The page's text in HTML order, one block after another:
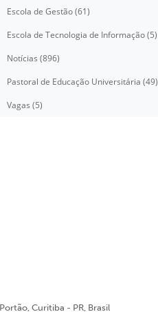
Escola de Gestão (61)
Escola de Tecnologia de Informação (5)
Notícias (896)
Pastoral de Educação Universitária (49)
Vagas (5)
Curitiba - PR, Brasil